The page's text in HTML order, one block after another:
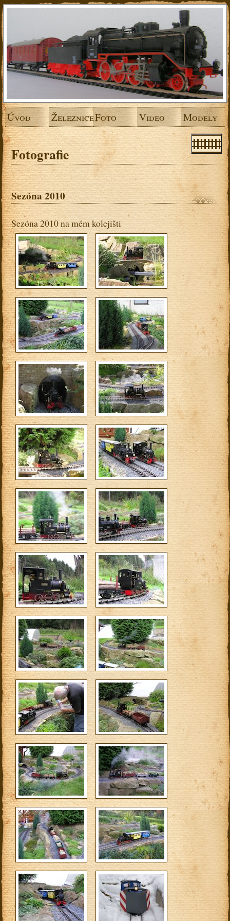
Úvod ŽelezniceFoto Video Modely
Fotografie
Sezóna 2010
Sezóna 2010 na mém kolejišti